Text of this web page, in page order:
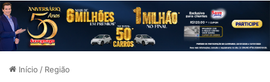
Início / Região